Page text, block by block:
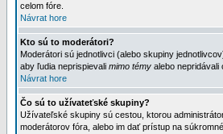
celom fóre.
Návrat hore
Kto sú to moderátori?
Moderátori sú jednotlivci (alebo skupiny
aby ľudia neprispievali mimo témy alebo nepridávali
Návrat hore
Čo sú to užívateťské skupiny?
Užívateľské skupiny sú cestou, ktorou
moderátorov fóra, alebo im dať prístup na